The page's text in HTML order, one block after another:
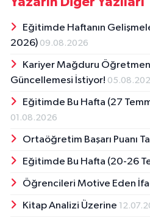
Eğitimde Haftanın
2026) 09.08.2026
Kariyer Mağduru
Güncellemesi İstiyor!
Eğitimde Bu Hafta (27
01.08.2026
Ortaöğretim Başarı Puanı
Eğitimde Bu Hafta (20-26
Öğrencileri Motive Eden
Kitap Analizi Üzerine